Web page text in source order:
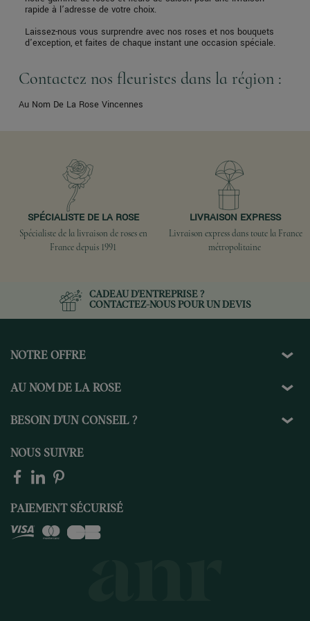
rapide à l’adresse de votre choix.
Laissez-nous vous surprendre avec nos roses et nos bouquets
d'exception, et faites de chaque instant une occasion spéciale.
Contactez nos fleuristes dans la région :
Au Nom De La Rose Vincennes
SPÉCIALISTE DE LA ROSE
Spécialiste de la livraison de roses en
France depuis 1991
LIVRAISON EXPRESS
Livraison express dans toute la France
métropolitaine
CADEAU D'ENTREPRISE ?
CONTACTEZ-NOUSPOUR UN DEVIS
NOTRE OFFRE
AU NOM DE LA ROSE
BESOIN D'UN CONSEIL ?
NOUS SUIVRE
PAIEMENT SÉCURISÉ